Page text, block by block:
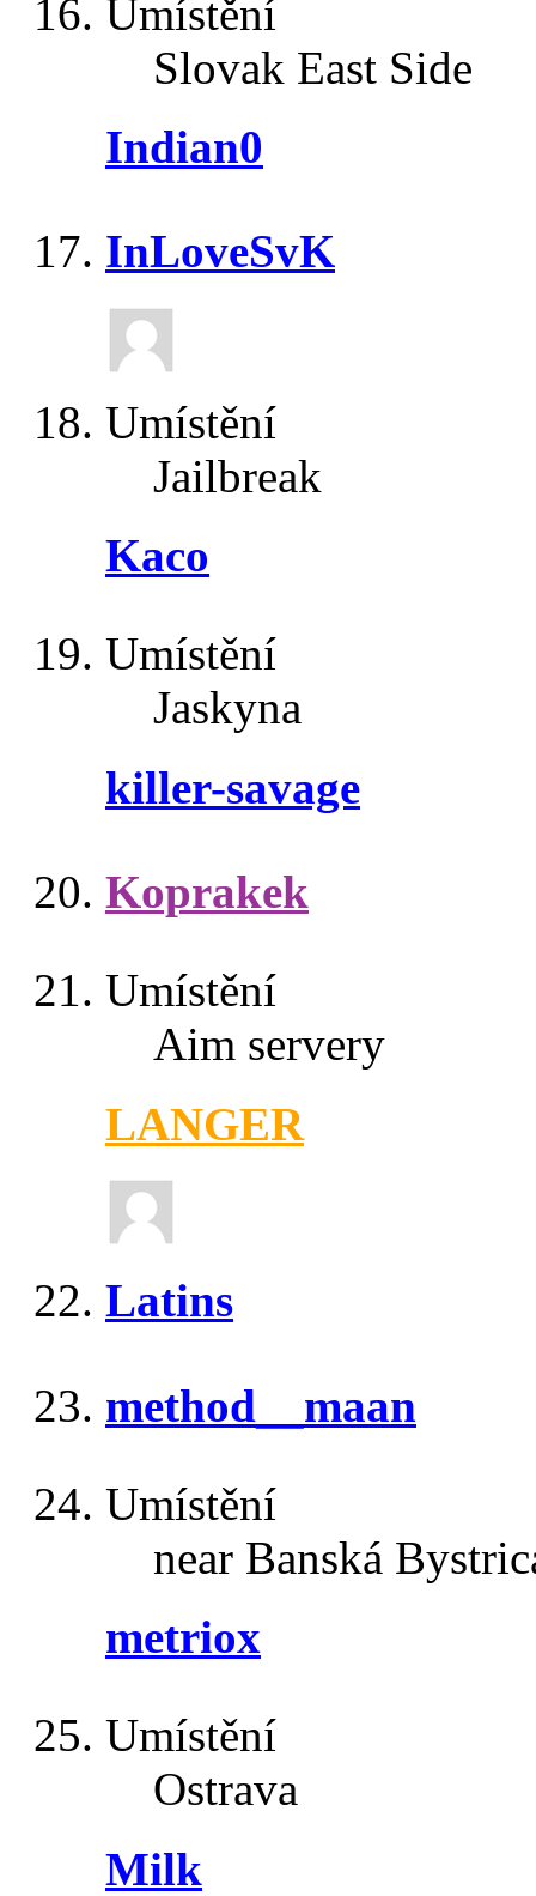
Umístění
Slovak East Side
Indian0
InLoveSvK
Umístění
Jailbreak
Kaco
Umístění
Jaskyna
killer-savage
Koprakek
Umístění
Aim servery
LANGER
Latins
method__maan
Umístění
near Banská
metriox
Umístění
Ostrava
Milk